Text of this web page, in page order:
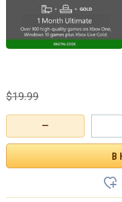
−
$19.99